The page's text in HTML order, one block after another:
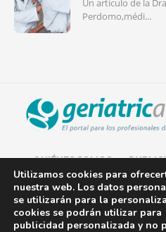
Un artículo de la
Perdomo,médi...
QUIÉNES SOMOS
AVISO LEGAL
POLÍTICA DE COOKIES
Utilizamos cookies para
nuestra web. Los datos
se utilizarán para la
cookies se podrán utilizar para
publicidad personalizada y no